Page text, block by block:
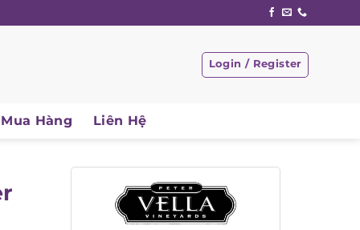
Login / Register
Mua Hàng Liên Hệ